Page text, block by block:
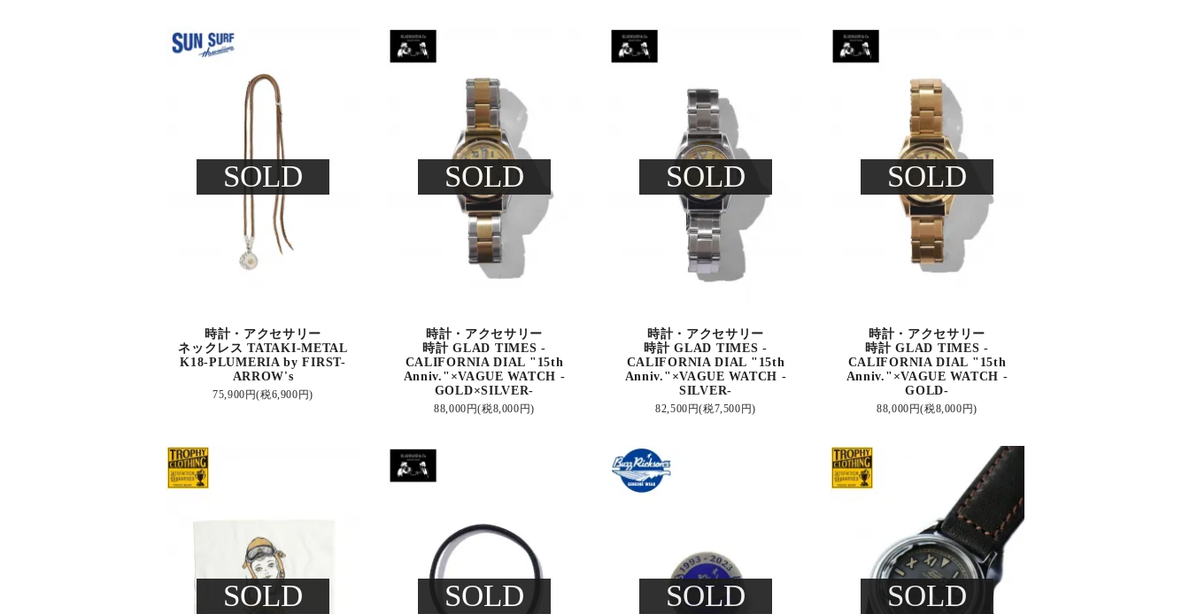
SOLD
時計・アクセサリー
ネックレス TATAKI-METAL
K18-PLUMERIA by FIRST-
ARROW's
75,900円(税6,900円)
SOLD
時計・アクセサリー
時計 GLAD TIMES -
CALIFORNIA DIAL "15th
Anniv."×VAGUE WATCH -
GOLD×SILVER-
88,000円(税8,000円)
SOLD
時計・アクセサリー
時計 GLAD TIMES -
CALIFORNIA DIAL "15th
Anniv."×VAGUE WATCH -
SILVER-
82,500円(税7,500円)
SOLD
時計・アクセサリー
時計 GLAD TIMES -
CALIFORNIA DIAL "15th
Anniv."×VAGUE WATCH -
GOLD-
88,000円(税8,000円)
SOLD SOLD SOLD SOLD